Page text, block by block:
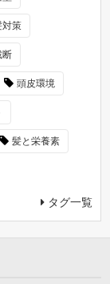
対策
断
頭皮環境
髪と栄養素
タグ一覧